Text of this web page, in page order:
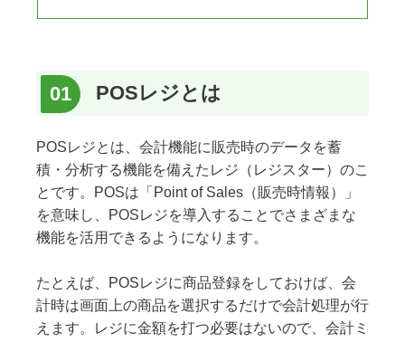
POSレジとは
POSレジとは、会計機能に販売時のデータを蓄
積・分析する機能を備えたレジ（レジスター）のこ
とです。POSは「Point of Sales（販売時情報）」
を意味し、POSレジを導入することでさまざまな
機能を活用できるようになります。
たとえば、POSレジに商品登録をしておけば、会
計時は画面上の商品を選択するだけで会計処理が行
えます。レジに金額を打つ必要はないので、会計ミ